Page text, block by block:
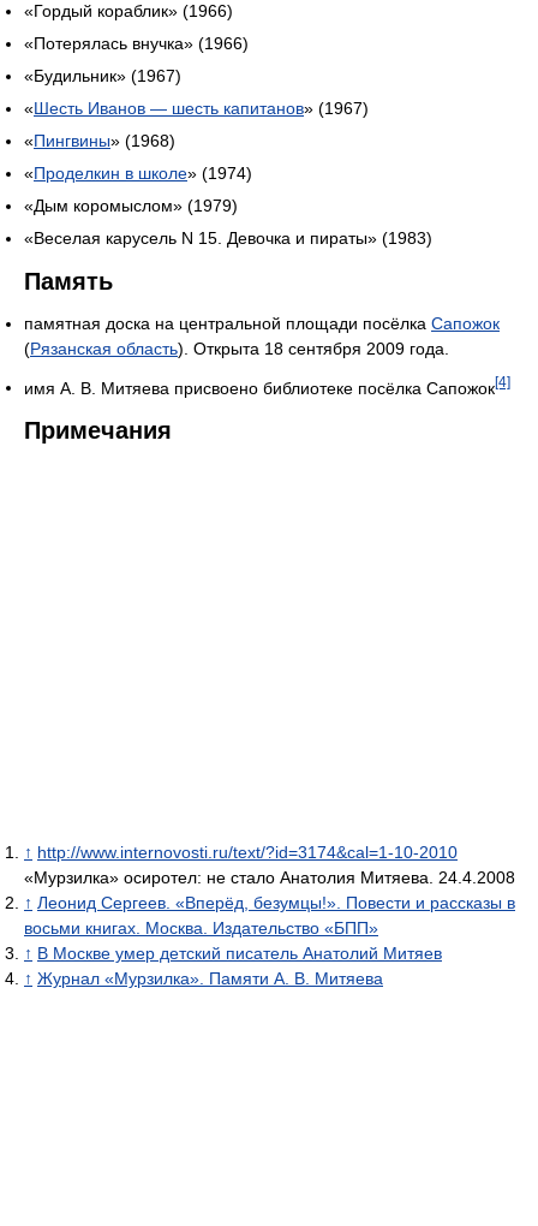
«Гордый кораблик» (1966)
«Потерялась внучка» (1966)
«Будильник» (1967)
«Шесть Иванов — шесть капитанов» (1967)
«Пингвины» (1968)
«Проделкин в школе» (1974)
«Дым коромыслом» (1979)
«Веселая карусель N 15. Девочка и пираты» (1983)
Память
памятная доска на центральной площади посёлка Сапожок
(Рязанская область). Открыта 18 сентября 2009 года.
имя А. В. Митяева присвоено библиотеке посёлка Сапожок[4]
Примечания
↑ http://www.internovosti.ru/text/?id=3174&cal=1-10-2010
«Мурзилка» осиротел: не стало Анатолия Митяева. 24.4.2008
↑ Леонид Сергеев. «Вперёд, безумцы!». Повести и рассказы в
восьми книгах. Москва. Издательство «БПП»
↑ В Москве умер детский писатель Анатолий Митяев
↑ Журнал «Мурзилка». Памяти А. В. Митяева